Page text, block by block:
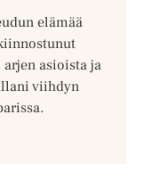
elämää
asioista ja
viihdyn